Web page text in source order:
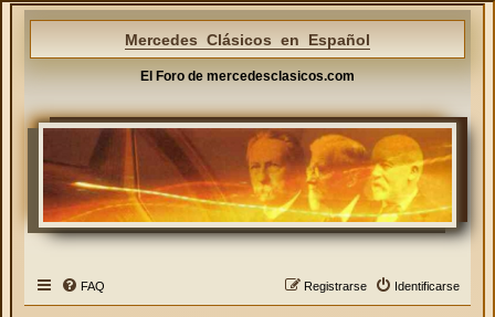
Mercedes Clásicos en Español
El Foro de mercedesclasicos.com
FAQ Identificarse
Registrarse